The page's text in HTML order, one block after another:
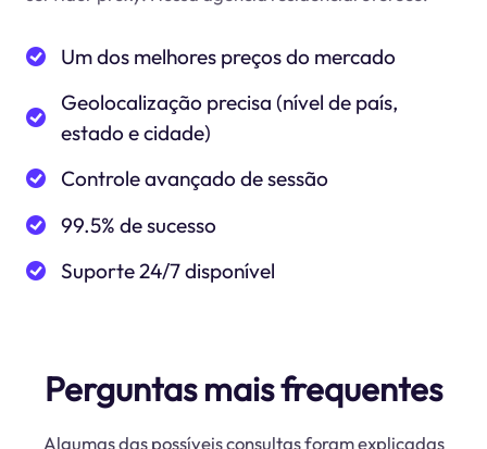
Um dos melhores preços do mercado
Geolocalização precisa (nível de país,
estado e cidade)
Controle avançado de sessão
99.5% de sucesso
Suporte 24/7 disponível
Perguntas mais frequentes
Algumas das possíveis consultas foram explicadas